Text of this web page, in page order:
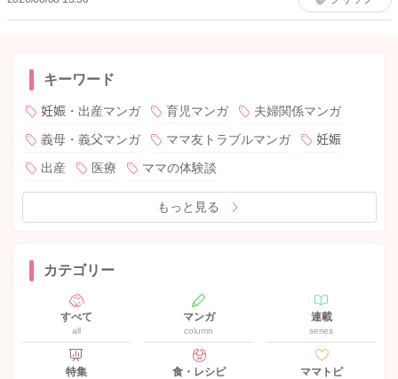
キーワード
妊娠・出産マンガ 育児マンガ
夫婦関係マンガ
義母・義父マンガ
ママ友トラブルマンガ
妊娠
出産
医療 ママの体験談
もっと見る
カテゴリー
すべて
all
マンガ
column
連載
series
特集 食・レシピ ママトピ